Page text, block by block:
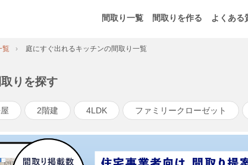
間取り一覧 間取りを作る よくある
覧 庭にすぐ出れるキッチンの間取り一覧
りを探す
2階建 4LDK ファミリークローゼット